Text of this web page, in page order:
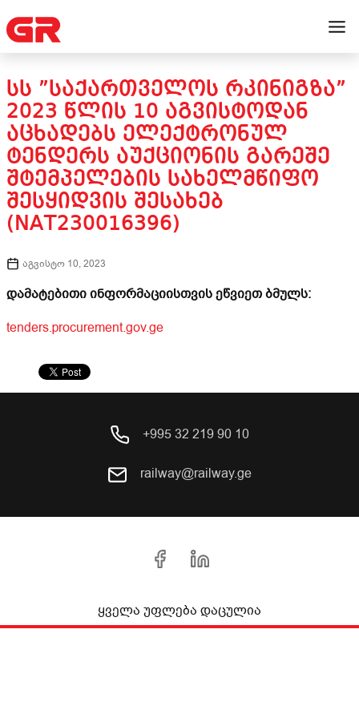
ᲡᲡ ”ᲡᲐᲥᲐᲠᲗᲕᲔᲚᲝᲡ ᲠᲙᲘᲜᲘᲒᲖᲐ”
2023 ᲬᲚᲘᲡ 10 ᲐᲒᲕᲘᲡᲢᲝᲓᲐᲜ
ᲐᲪᲮᲐᲓᲔᲑᲡ ᲔᲚᲔᲥᲢᲠᲝᲜᲣᲚ
ᲢᲔᲜᲓᲔᲠᲡ ᲐᲣᲥᲪᲘᲝᲜᲘᲡ ᲒᲐᲠᲔᲨᲔ
ᲨᲢᲔᲛᲞᲔᲚᲔᲑᲘᲡ ᲡᲐᲮᲔᲚᲛᲬᲘᲤᲝ
ᲨᲔᲡᲧᲘᲓᲕᲘᲡ ᲨᲔᲡᲐᲮᲔᲑ
(NAT230016396)
აგვისტო 10, 2023
დამატებითი ინფორმაციისთვის ეწვიეთ ბმულს:
tenders.procurement.gov.ge
+995 32 219 90 10
railway@railway.ge
ყველა უფლება დაცულია